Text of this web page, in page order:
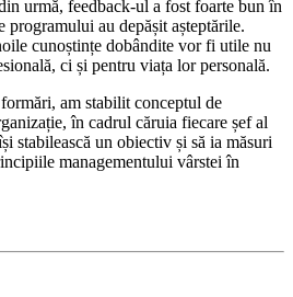
urmă, feedback-ul a fost foarte bun în
programului au depășit așteptările.
cunoștințe dobândite vor fi utile nu
ci și pentru viața lor personală.
am stabilit conceptul de
în cadrul căruia fiecare șef al
stabilească un obiectiv și să ia măsuri
managementului vârstei în